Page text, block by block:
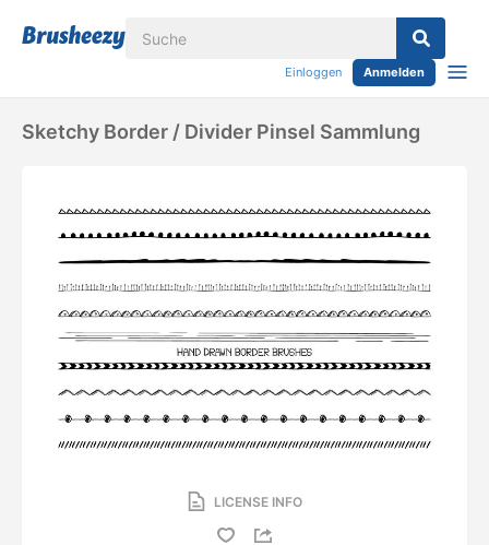
Einloggen Anmelden
Sketchy Border / Divider Pinsel Sammlung
LICENSE INFO